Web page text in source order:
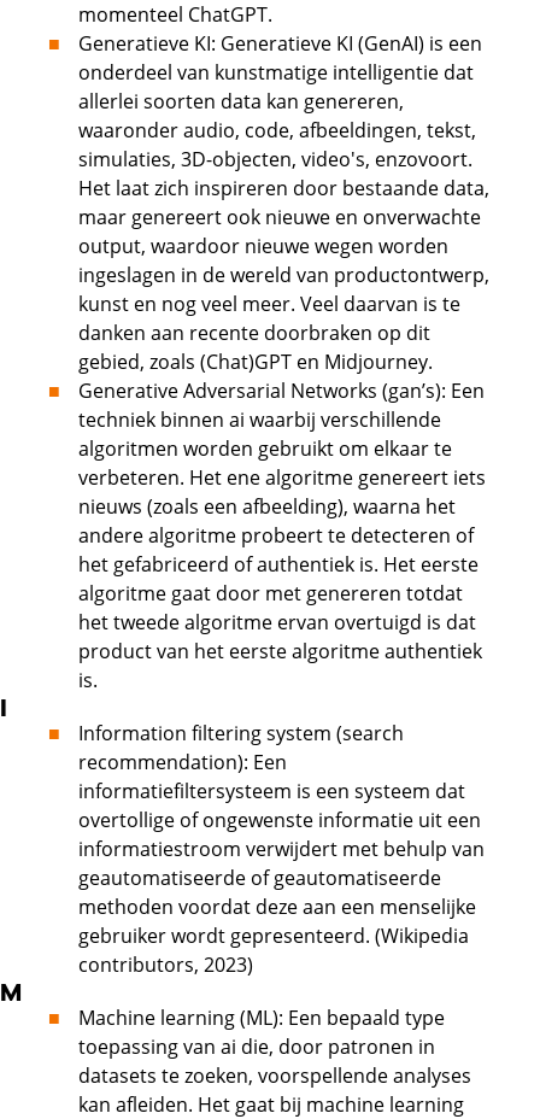
momenteel ChatGPT.
Generatieve KI: Generatieve KI (GenAI) is een
onderdeel van kunstmatige intelligentie dat
allerlei soorten data kan genereren,
waaronder audio, code, afbeeldingen, tekst,
simulaties, 3D-objecten, video's, enzovoort.
Het laat zich inspireren door bestaande data,
maar genereert ook nieuwe en onverwachte
output, waardoor nieuwe wegen worden
ingeslagen in de wereld van productontwerp,
kunst en nog veel meer. Veel daarvan is te
danken aan recente doorbraken op dit
gebied, zoals (Chat)GPT en Midjourney.
Generative Adversarial Networks (gan’s): Een
techniek binnen ai waarbij verschillende
algoritmen worden gebruikt om elkaar te
verbeteren. Het ene algoritme genereert iets
nieuws (zoals een afbeelding), waarna het
andere algoritme probeert te detecteren of
het gefabriceerd of authentiek is. Het eerste
algoritme gaat door met genereren totdat
het tweede algoritme ervan overtuigd is dat
product van het eerste algoritme authentiek
is.
I
Information filtering system (search
recommendation): Een
informatiefiltersysteem is een systeem dat
overtollige of ongewenste informatie uit een
informatiestroom verwijdert met behulp van
geautomatiseerde of geautomatiseerde
methoden voordat deze aan een menselijke
gebruiker wordt gepresenteerd. (Wikipedia
contributors, 2023)
M
Machine learning (ML): Een bepaald type
toepassing van ai die, door patronen in
datasets te zoeken, voorspellende analyses
kan afleiden. Het gaat bĳ machine learning